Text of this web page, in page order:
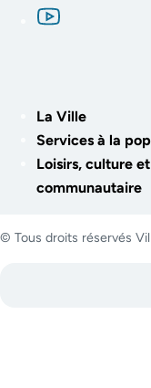
La Ville
Services à la
Loisirs, culture
communautaire
© Tous droits réservés